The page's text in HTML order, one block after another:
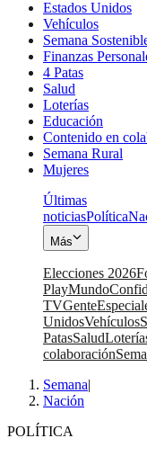
Estados Unidos
Vehículos
Semana
Finanzas
4 Patas
Salud
Loterías
Educación
Contenido en
Semana Rural
Mujeres
Últimas
noticiasPolítica
Más
Elecciones 2026
PlayMundo
TVGente
UnidosVehículos
PatasSalud
colaboración
Semana|
Nación
POLÍTICA